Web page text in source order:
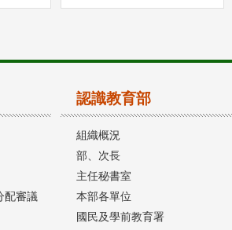
配審議
認識教育部
組織概況
部、次長
主任秘書室
本部各單位
國民及學前教育署